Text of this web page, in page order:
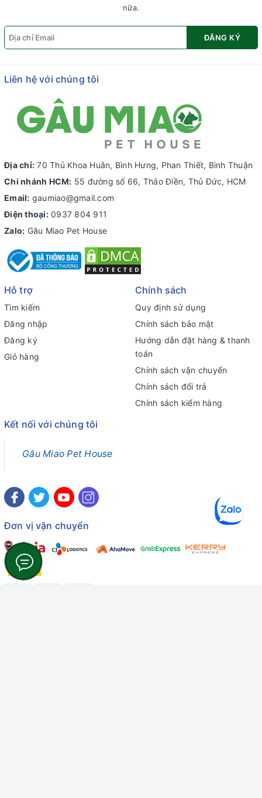
nữa.
ĐĂNG KÝ
Liên hệ với chúng tôi
Địa chỉ: 70 Thủ Khoa Huân, Bình Hưng, Phan Thiết, Bình Thuận
Chi nhánh HCM: 55 đường số 66, Thảo Điền, Thủ Đức, HCM
Email: gaumiao@gmail.com
Điện thoại: 0937 804 911
Zalo: Gâu Miao Pet House
Hỗ trợ
Tìm kiếm
Đăng nhập
Đăng ký
Giỏ hàng
Chính sách
Quy định sử dụng
Chính sách bảo mật
Hướng dẫn đặt hàng & thanh
toán
Chính sách vận chuyển
Chính sách đổi trả
Chính sách kiểm hàng
Kết nối với chúng tôi
Gâu Miao Pet House
Đơn vị vận chuyển